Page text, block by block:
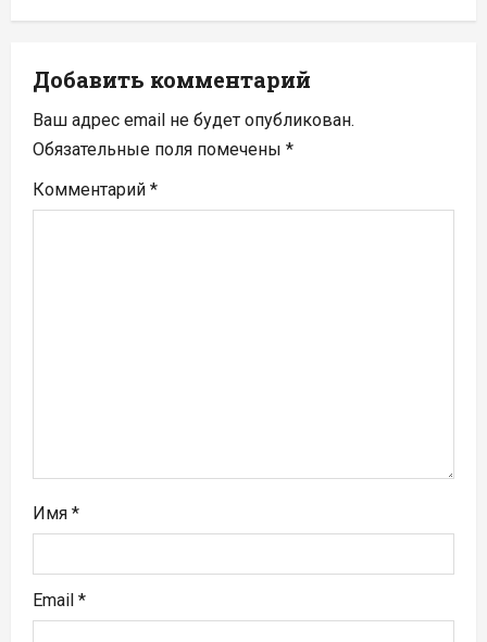
ц
и
я
п
о
я
м
Добавить комментарий
Ваш адрес email не будет опубликован.
Обязательные поля помечены *
Комментарий *
Имя *
Email *